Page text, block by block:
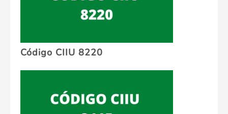
Código CIIU 8220